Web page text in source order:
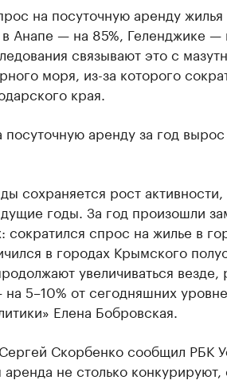
на посуточную аренду жилья
Анапе — на 85%, Геленджике —
связывают это с
моря, из-за которого
края.
аренду за год вырос
сохраняется рост активности,
годы. За год произошли
сократился спрос на жилье в
в городах Крымского
увеличиваться везде,
5–10% от сегодняшних
Елена Бобровская.
Скорбенко сообщил РБК
не столько конкурируют,